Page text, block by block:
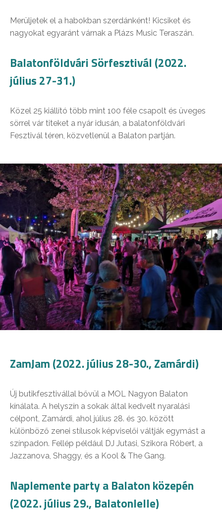
Merüljetek el a habokban szerdánként! Kicsiket és
nagyokat egyaránt várnak a Plázs Music Teraszán.
Balatonföldvári Sörfesztivál (2022.
július 27-31.)
Közel 25 kiállító több mint 100 féle csapolt és üveges
sörrel vár titeket a nyár idusán, a balatonföldvári
Fesztivál téren, közvetlenül a Balaton partján.
ZamJam (2022. július 28-30., Zamárdi)
Új butikfesztivállal bővül a MOL Nagyon Balaton
kínálata. A helyszín a sokak által kedvelt nyaralási
célpont, Zamárdi, ahol július 28. és 30. között
különböző zenei stílusok képviselői váltják egymást a
színpadon. Fellép például DJ Jutasi, Szikora Róbert, a
Jazzanova, Shaggy, és a Kool & The Gang.
Naplemente party a Balaton közepén
(2022. július 29., Balatonlelle)